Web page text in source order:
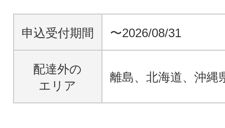
申込受付期間 〜2026/08/31
配達外の
エリア
離島、北海道、沖縄